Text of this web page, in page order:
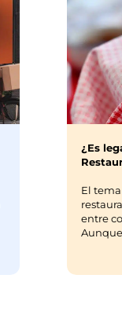
¿Es
El
entre